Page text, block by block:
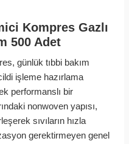
Kompres Gazlı
500 Adet
günlük tıbbi bakım
işleme hazırlama
performanslı bir
nonwoven yapısı,
sıvıların hızla
gerektirmeyen genel